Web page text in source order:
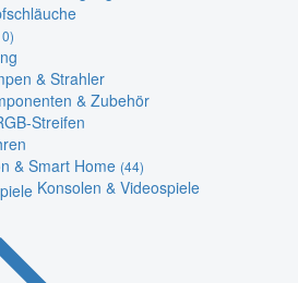
& Strahler
& Zubehör
Streifen
& Smart Home (44)
Konsolen & Videospiele